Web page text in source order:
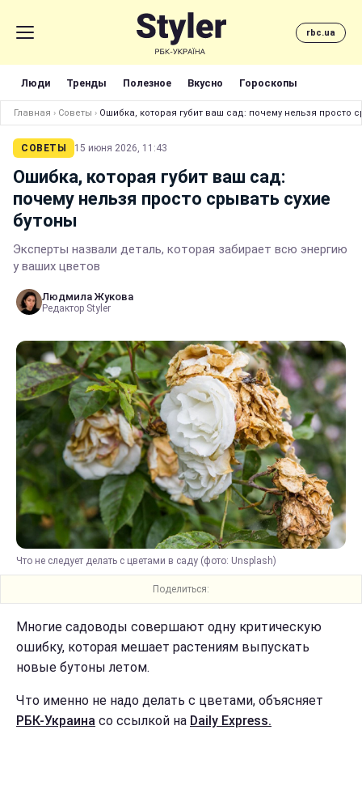
rbc.ua
Люди Тренды Полезное Вкусно Гороскопы
Главная › Советы › Ошибка, которая губит ваш сад: почему нельзя просто
СОВЕТЫ 15 июня 2026, 11:43
Ошибка, которая губит ваш сад:
почему нельзя просто срывать сухие
бутоны
Эксперты назвали деталь, которая забирает всю энергию
у ваших цветов
Людмила Жукова
Редактор Styler
Что не следует делать с цветами в саду (фото: Unsplash)
Поделиться:
Многие садоводы совершают одну критическую
ошибку, которая мешает растениям выпускать
новые бутоны летом.
Что именно не надо делать с цветами, объясняет
РБК-Украина со ссылкой на Daily Express.